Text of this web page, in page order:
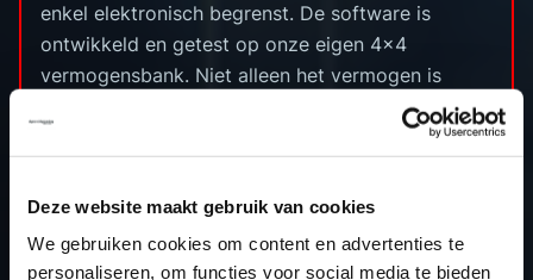
Deze website maakt gebruik van cookies
We gebruiken cookies om content en advertenties te
personaliseren, om functies voor social media te bieden
enkel elektronisch begrenst. De software is
ontwikkeld en getest op onze eigen 4x4
vermogensbank. Niet alleen het vermogen is
gestegen, ook wordt het vermogen in de hogere
toeren vastgehouden. Dit naar volle tevredenheid
Original
Tuning